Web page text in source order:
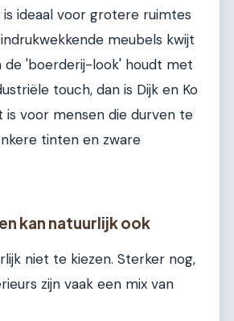
is ideaal voor grotere ruimtes
meubels kwijt
de 'boerderij-look' houdt met
touch, dan is Dijk en Ko
is voor mensen die durven te
tinten en zware
kan natuurlijk ook
niet te kiezen. Sterker nog,
zijn vaak een mix van